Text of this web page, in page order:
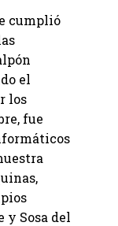
cumplió
el
los
fue
y Sosa del